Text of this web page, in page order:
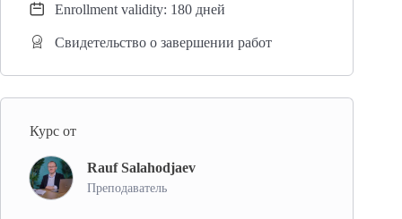
Enrollment validity: 180 дней
Свидетельство о завершении работ
Курс от
Rauf Salahodjaev
Преподаватель